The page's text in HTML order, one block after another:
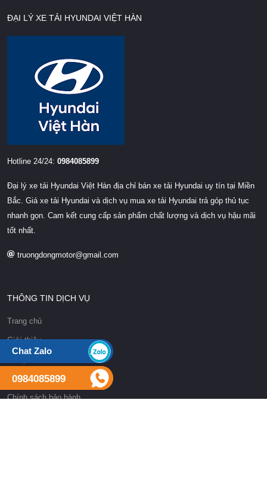
ĐẠI LÝ XE TẢI HYUNDAI VIỆT HÀN
Hotline 24/24: 0984085899
Đại lý xe tải Hyundai Việt Hàn địa chỉ bán xe tải Hyundai uy tín tại Miền
Bắc. Giá xe tải Hyundai và dịch vụ mua xe tải Hyundai trả góp thủ tục
nhanh gọn. Cam kết cung cấp sản phẩm chất lượng và dịch vụ hậu mãi
tốt nhất.
truongdongmotor@gmail.com
THÔNG TIN DỊCH VỤ
Trang chủ
Giới thiệu
Tin tức
Chính sách bảo hành
Chat Zalo
0984085899